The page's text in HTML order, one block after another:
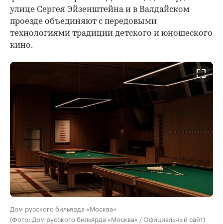
улице Сергея Эйзенштейна и в Валдайском
проезде объединяют с передовыми
технологиями традиции детского и юношеского
кино.
Дом русского бильярда «Москва»
(Фото: Дом русского бильярда «Москва» / Официальный сайт)